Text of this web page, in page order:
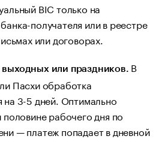
BIC только на
получателя или в реестре
или договорах.
или праздников. В
Пасхи обработка
на 3-5 дней. Оптимально
половине рабочего дня по
— платеж попадает в дневной